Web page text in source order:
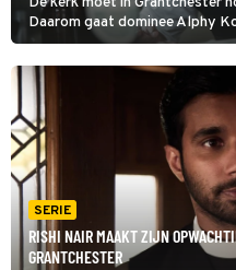
Daarom gaat dominee Alphy
de Marwoods organiseren op
duren niet lang; op het
SERIE
RISHI NAIR MAAKT ZIJN
GRANTCHESTER